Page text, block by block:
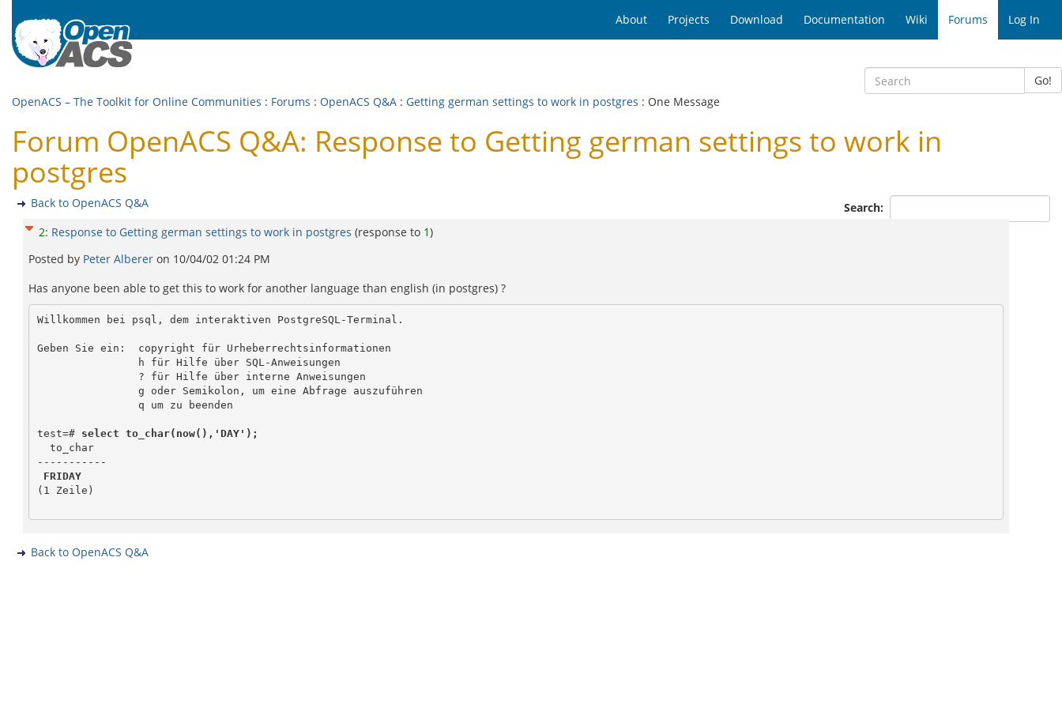
About Projects Download Documentation Wiki Forums Log In
Go!
OpenACS – The Toolkit for Online Communities : Forums : OpenACS Q&A : Getting german settings to work in postgres : One Message
Forum OpenACS Q&A: Response to Getting german settings to work in
postgres
Search:
Back to OpenACS Q&A
2: Response to Getting german settings to work in postgres (response to 1)
Posted by Peter Alberer on 10/04/02 01:24 PM
Has anyone been able to get this to work for another language than english (in postgres) ?
Willkommen bei psql, dem interaktiven PostgreSQL-Terminal.
Geben Sie ein:  copyright für Urheberrechtsinformationen
test=# select to_char(now(),'DAY');
-----------
FRIDAY
(1 Zeile)
Back to OpenACS Q&A